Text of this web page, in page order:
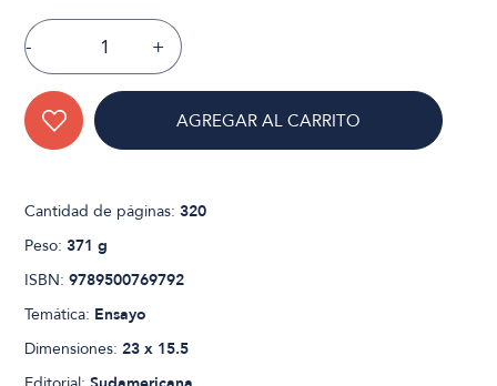
- +
AGREGAR AL CARRITO
Cantidad de páginas:320
Peso:371 g
ISBN:9789500769792
Temática: Ensayo
Dimensiones:23 x 15.5